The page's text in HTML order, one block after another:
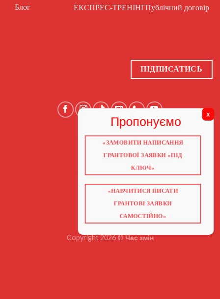
Блог ЕКСПРЕС-ТРЕНІНГПублічний договір
ПІДПИСАТИСЬ
ГОЛОВНА
ГРАНТИ 2026
НАВЧАННЯ
КНИГИ
ВІДЕО ПРО ГРАНТИ
Copyright 2026 ©Час змін
«ЗАМОВИТИ НАПИСАННЯ
ГРАНТОВОЇ ЗАЯВКИ «ПІД
КЛЮЧ»
«НАВЧИТИСЯ ПИСАТИ
ГРАНТОВІ ЗАЯВКИ
САМОСТІЙНО»